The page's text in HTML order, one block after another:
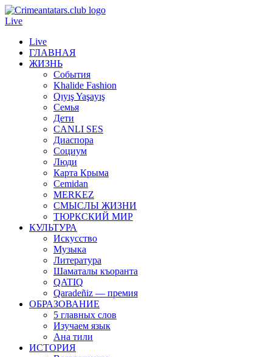
Live
Live
ГЛАВНАЯ
ЖИЗНЬ
События
Khalide Fashion
Qıyış Yaşayış
Семья
Дети
CANLI SES
Диаспора
Социум
Люди
Карта Крыма
Cemidan
МERKEZ
СМЫСЛЫ ЖИЗНИ
ТЮРКСКИЙ МИР
КУЛЬТУРА
Искусство
Музыка
Литература
Шаматалы къоранта
QATIQ
Qaradeñiz — премия
ОБРАЗОВАНИЕ
5 главных слов
Изучаем язык
Ана тили
ИСТОРИЯ